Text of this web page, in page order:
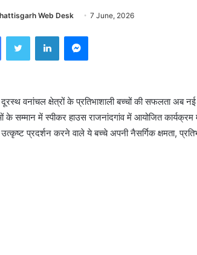
Web Desk 7 June, 2026
दूरस्थ वनांचल क्षेत्रों के प्रतिभाशाली बच्चों की सफलता अब नई
के सम्मान में स्पीकर हाउस राजनांदगांव में आयोजित
प्रदर्शन करने वाले ये बच्चे अपनी नैसर्गिक क्षमता,